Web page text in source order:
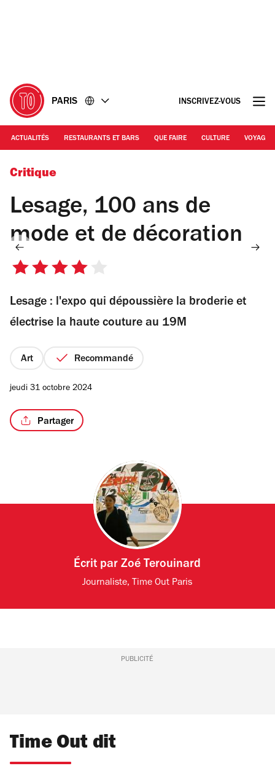
PARIS INSCRIVEZ-VOUS
ACTUALITÉS RESTAURANTS ET BARS QUE FAIRE CULTURE VOYAGE
© Le 19m
Critique
Lesage, 100 ans de
mode et de décoration
4
5
étoiles
Lesage : l'expo qui dépoussière la broderie et
électrise la haute couture au 19M
Art Recommandé
jeudi 31 octobre 2024
Partager
Écrit parZoé Terouinard
Journaliste, Time Out Paris
PUBLICITÉ
Time Out dit